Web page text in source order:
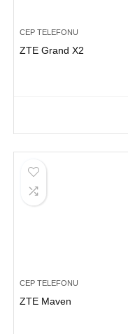
CEP TELEFONU
ZTE Grand X2
CEP TELEFONU
ZTE Maven